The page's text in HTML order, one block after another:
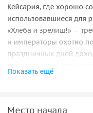
Кейсария, где хорошо
использовавшиеся для
«Хлеба и зрелищ!» —
и императоры охотно
праздничных дней
представления,
Показать ещё
Место начала